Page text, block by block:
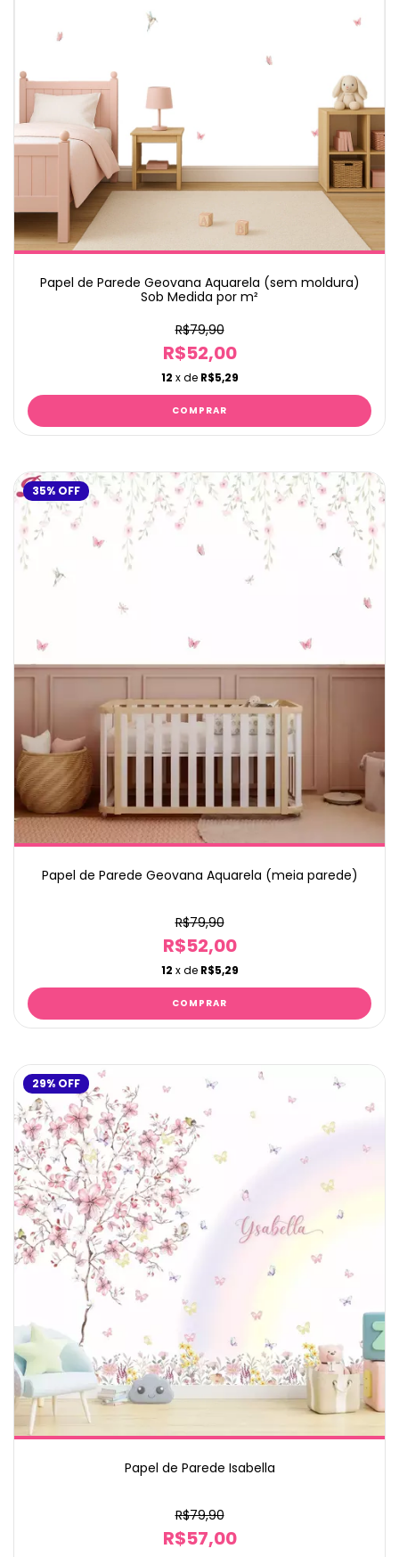
Papel de Parede Geovana Aquarela (sem moldura)
Sob Medida por m²
R$79,90
R$52,00
12 x de R$5,29
35% OFF
Papel de Parede Geovana Aquarela (meia parede)
R$79,90
R$52,00
12 x de R$5,29
29% OFF
Papel de Parede Isabella
R$79,90
R$57,00